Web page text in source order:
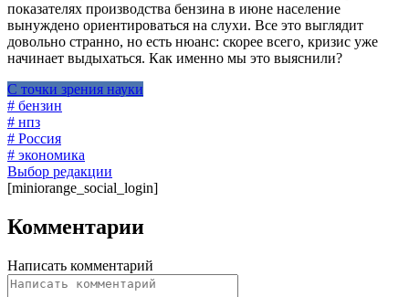
показателях производства бензина в июне население
вынуждено ориентироваться на слухи. Все это выглядит
довольно странно, но есть нюанс: скорее всего, кризис уже
начинает выдыхаться. Как именно мы это выяснили?
С точки зрения науки
# бензин
# нпз
# Россия
# экономика
Выбор редакции
[miniorange_social_login]
Комментарии
Написать комментарий